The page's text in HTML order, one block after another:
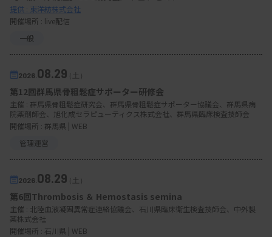
提供 : 東洋紡株式会社
開催場所 : live配信
一般
2026. 08.29（土）
第12回群馬県骨粗鬆症サポーター研修会
主催 : 群馬県骨粗鬆症研究会、群馬県骨粗鬆症サポーター協議会、群馬県病
院薬剤師会、旭化成セラピューティクス株式会社、群馬県臨床検査技師会
開催場所 : 群馬県 | WEB
管理運営
2026. 08.29（土）
第6回Thrombosis ＆ Hemostasis semina
主催 : 北陸血液凝固異常症連絡協議会、石川県臨床衛生検査技師会、中外製
薬株式会社
開催場所 : 石川県 | WEB